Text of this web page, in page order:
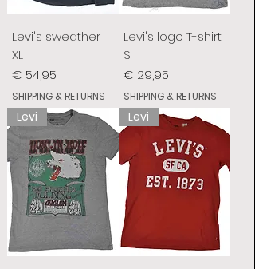
Levi's sweather
XL
Prijs
€ 54,95
SHIPPING & RETURNS
Levi's logo T-shirt
S
Prijs
€ 29,95
SHIPPING & RETURNS
Levi Levi